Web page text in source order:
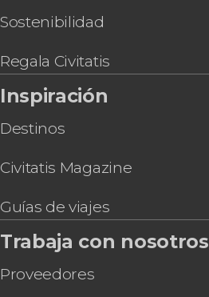
Sostenibilidad
Regala Civitatis
Inspiración
Destinos
Civitatis Magazine
Guías de viajes
Trabaja con nosotros
Proveedores